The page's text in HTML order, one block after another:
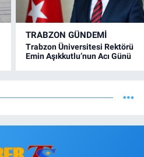
TRABZON GÜNDEMİ
Trabzon Üniversitesi Rektörü
Emin Aşıkkutlu’nun Acı Günü